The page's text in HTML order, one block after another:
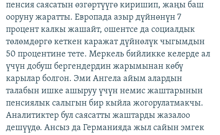
пенсия саясатын өзгөртүүгө киришип, жаңы баш
ооруну жаратты. Европада азыр дүйнөнүн 7
процент калкы жашайт, ошентсе да социалдык
төлөмдөргө кеткен каражат дүйнөлүк чыгымдын
50 процентине тете. Меркель бийликке келерде ал
үчүн добуш бергендердин жарымынан көбү
карылар болгон. Эми Ангела айым алардын
талабын ишке ашыруу үчүн немис жаштарынын
пенсиялык салыгын бир кыйла жогорулатмакчы.
Аналитиктер бул саясатты жаштарды жазалоо
дешүүдө. Ансыз да Германияда жыл сайын эмгек